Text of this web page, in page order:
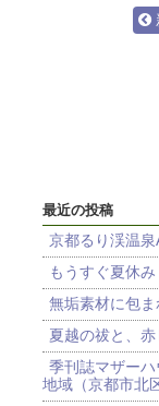
最近の投稿
京都るり渓温泉
もうすぐ夏休み
無垢素材に包ま
夏越の祓と、
季刊誌マザー
地域（京都市北